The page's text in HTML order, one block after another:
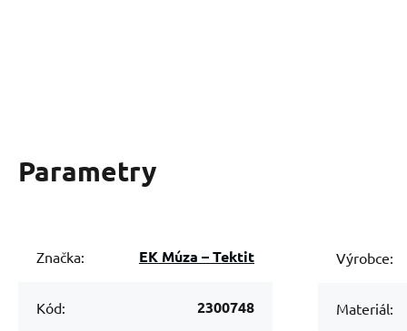
Parametry
Značka: EK Múza – Tektit
Kód: 2300748
Výrobce:
Materiál: